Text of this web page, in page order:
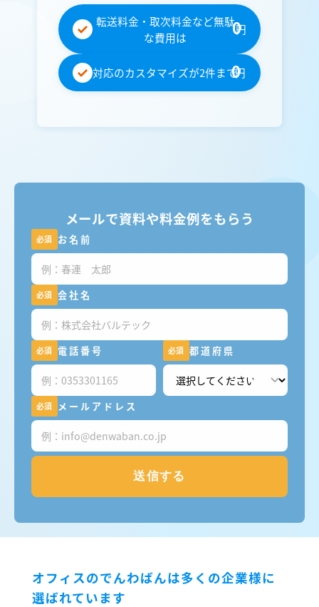
転送料金・取次料金など無駄
な費用は
0円
対応のカスタマイズが2件まで0円
メールで資料や料金例をもらう
必須 お名前
必須 会社名
必須 電話番号 必須 都道府県
必須 メールアドレス
オフィスのでんわばんは多くの企業様に
選ばれています